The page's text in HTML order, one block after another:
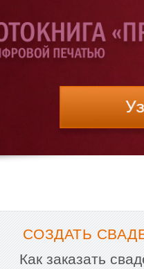
СОЗДАТЬ
Как заказать